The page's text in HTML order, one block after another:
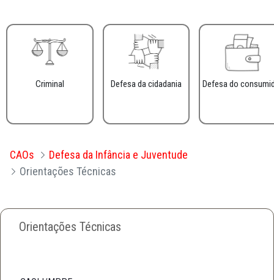
Criminal Defesa da cidadania Defesa do
CAOs
Defesa da Infância e Juventude
Orientações Técnicas
Orientações Técnicas